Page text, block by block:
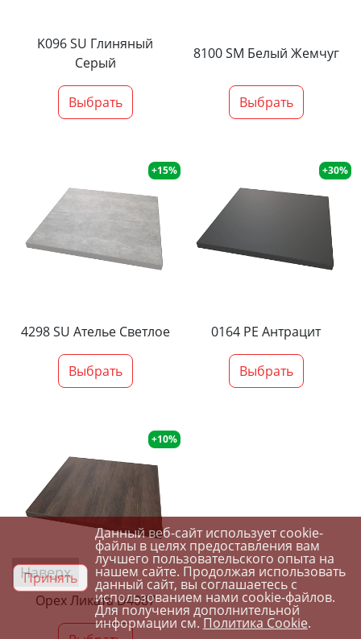
K096 SU Глиняный
Серый
Выбрать
8100 SM Белый Жемчуг
Выбрать
+15%
4298 SU Ателье Светлое
Выбрать
+30%
0164 PE Антрацит
Выбрать
+10%
Орех Ликата D4087
Наверх
Принять
Данный веб-сайт использует cookie-
файлы в целях предоставления вам
лучшего пользовательского опыта на
нашем сайте. Продолжая использовать
данный сайт, вы соглашаетесь с
использованием нами cookie-файлов.
Для получения дополнительной
информации см.Политика Cookie.